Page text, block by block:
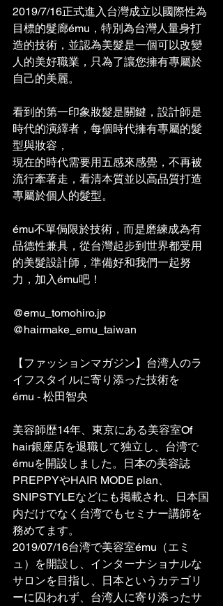
2019/7/16正式進入台灣成立以國際性為
目標的髮廊ému，特別為台灣人量身打
造的技術，並認為美髮是一個可以改變
人的美好職業，只為了讓您擁有專屬於
自己的美麗。
看到的第一印象妝髮是關鍵，設計師是
時代的演繹者，每個時代擁有專屬的髮
型與妝容，
現在的時代需要用五感來感覺，不再被
流行牽著走，看清本質並以高品質打造
專屬於個人的髮型。
ému不單侷限於技術，而是磨練成為有
品德性兼具，從台灣起步到世界都受用
的美髮設計師，準備好和我們一起努
力，加入ému吧！
@emu_tomohiro.jp
@hairmake_emu_taiwan
【ファッションマガジン】台湾人のラ
イフスタイルに寄り添った技術を
ému - 松田智央
美容師歴14年、東京にある美容室Of
hair銀座店を退職して独立し、台湾で
émuを開設しました。日本の美容誌
PREPPYやHAIR MODE plan、
SNIPSTYLEなどにも掲載され、日本国
内だけでなく台湾でもセミナー講師を
務めてます。
2019/07/16台湾で美容室ému（エミ
ュ）を開設し、インターナショナルな
サロンを目指し、日本というカテゴリ
ーに囚われず、台湾人に寄り添ったサ